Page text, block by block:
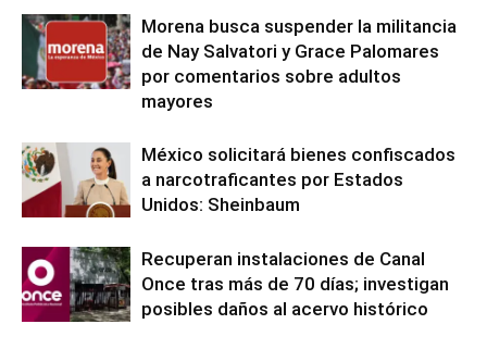
Morena busca suspender la militancia
de Nay Salvatori y Grace Palomares
por comentarios sobre adultos
mayores
México solicitará bienes confiscados
a narcotraficantes por Estados
Unidos: Sheinbaum
Recuperan instalaciones de Canal
Once tras más de 70 días; investigan
posibles daños al acervo histórico